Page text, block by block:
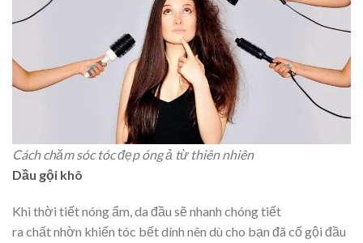
Cách chăm sóc tóc đẹp óng ả từ thiên nhiên
Dầu gội khô
Khi thời tiết nóng ẩm, da đầu sẽ nhanh chóng tiết
ra chất nhờn khiến tóc bết dính nên dù cho bạn đã cố gội đầu